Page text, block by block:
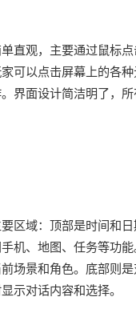
直观，主要通过鼠标
可以点击屏幕上的各
界面设计简洁明了，
区域：顶部是时间和
机、地图、任务等功
场景和角色。底部则
示对话内容和选择。